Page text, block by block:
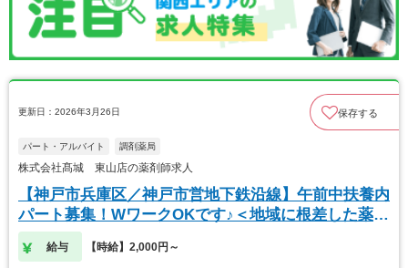
更新日：2026年3月26日 保存する
パート・アルバイト 調剤薬局
株式会社髙城 東山店の薬剤師求人
【神戸市兵庫区／神戸市営地下鉄沿線】午前中扶養内
パート募集！WワークOKです♪＜地域に根差した薬局
＞
給与 【時給】2,000円～